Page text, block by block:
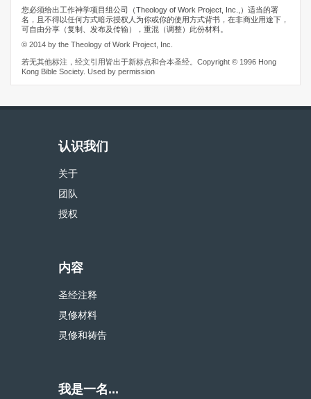
您必须给出工作神学项目组公司（Theology of Work Project, Inc.,）适当的署
名，且不得以任何方式暗示授权人为你或你的使用方式背书，在非商业用途下，
可自由分享（复制、发布及传输），重混（调整）此份材料。
© 2014 by the Theology of Work Project, Inc.
若无其他标注，经文引用皆出于新标点和合本圣经。Copyright © 1996 Hong
Kong Bible Society. Used by permission
认识我们
关于
团队
授权
内容
圣经注释
灵修材料
灵修和祷告
我是一名...